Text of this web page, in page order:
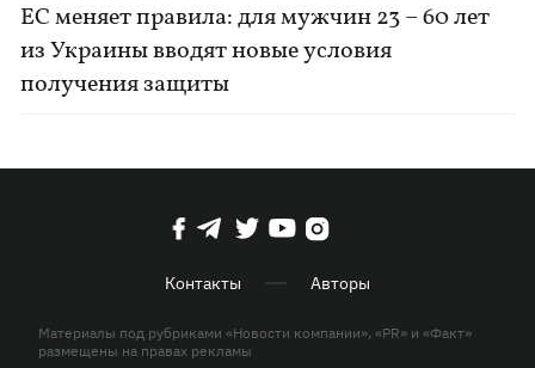
ЕС меняет правила: для мужчин 23 – 60 лет
из Украины вводят новые условия
получения защиты
Контакты Авторы
Материалы под рубриками «Новости компании», «PR» и «Факт»
размещены на правах рекламы